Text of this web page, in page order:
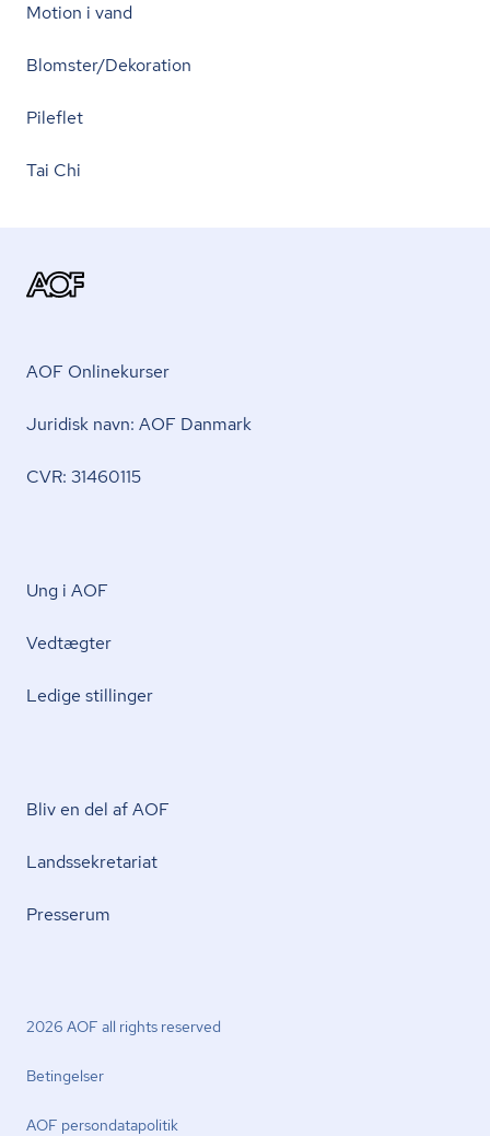
Motion i vand
Blomster/Dekoration
Pileflet
Tai Chi
AOF Onlinekurser
Juridisk navn: AOF Danmark
CVR: 31460115
Ung i AOF
Vedtægter
Ledige stillinger
Bliv en del af AOF
Lands­se­kre­ta­ri­at
Presserum
2026 AOF all rights reserved
Betingelser
AOF per­son­da­ta­po­li­tik